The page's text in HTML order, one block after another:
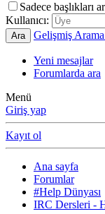
Sadece başlıkları
Kullanıcı:
Ara Gelişmiş
Yeni mesajlar
Forumlarda ara
Menü
Giriş yap
Kayıt ol
Ana sayfa
Forumlar
#Help Dünyası
IRC Dersleri -